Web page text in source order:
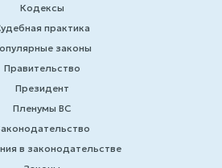
Кодексы
практика
законы
Правительство
Президент
Пленумы ВС
в законодательстве